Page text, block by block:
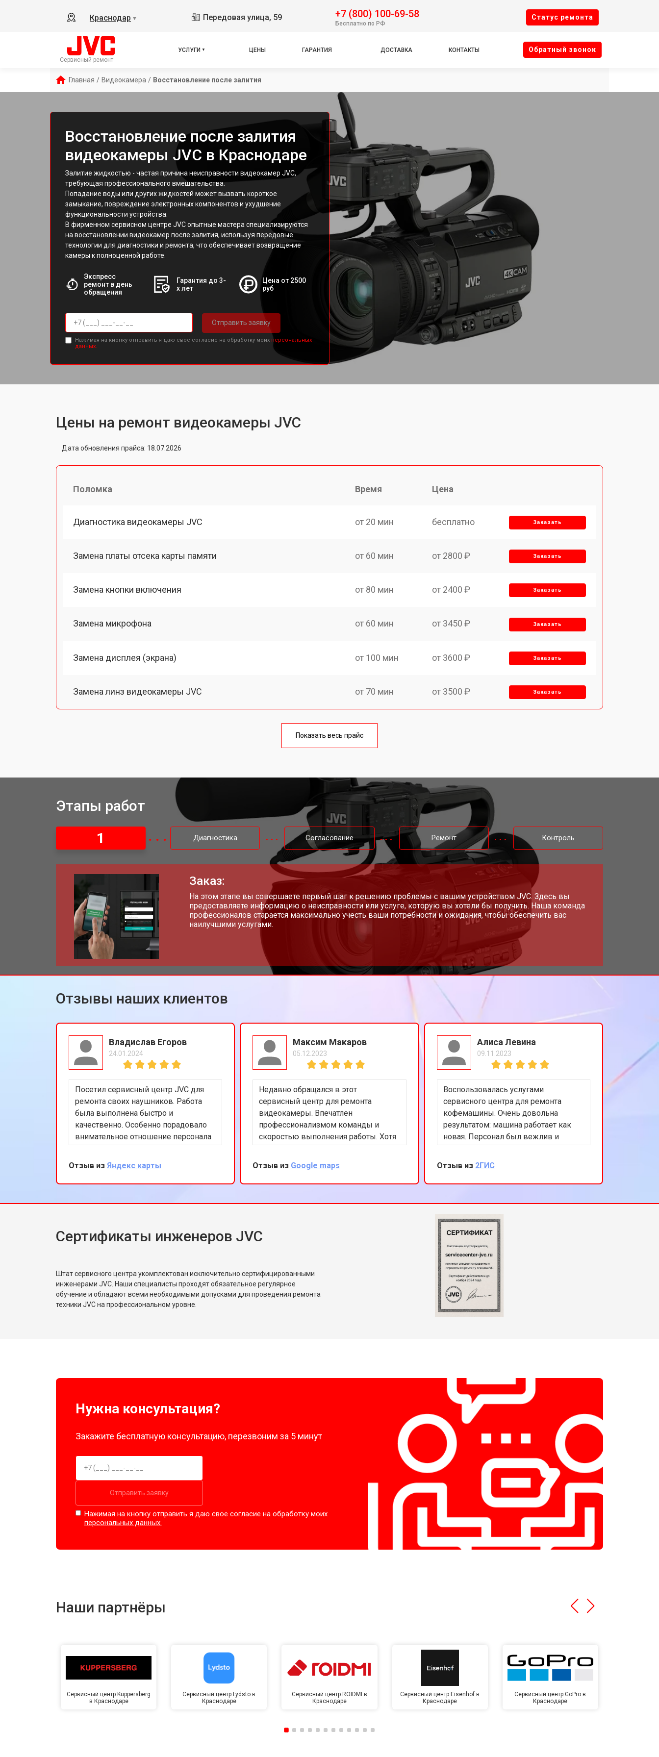
Краснодар ▼ Передовая улица, 59 +7 (800) 100-69-58
Бесплатно по РФ
Cтатус ремонта
Сервисный ремонт
УСЛУГИ ЦЕНЫ ГАРАНТИЯ ДОСТАВКА КОНТАКТЫ Oбратный звонок
Главная / Видеокамера / Восстановление после залития
Восстановление после залития
видеокамеры JVC в Краснодаре
Залитие жидкостью - частая причина неисправности видеокамер JVC,
требующая профессионального вмешательства.
Попадание воды или других жидкостей может вызвать короткое
замыкание, повреждение электронных компонентов и ухудшение
функциональности устройства.
В фирменном сервисном центре JVC опытные мастера специализируются
на восстановлении видеокамер после залития, используя передовые
технологии для диагностики и ремонта, что обеспечивает возвращение
камеры к полноценной работе.
Экспресс
ремонт в день
обращения
Гарантия до 3-
х лет
Цена от 2500
руб
Отправить заявку
Нажимая на кнопку отправить я даю свое согласие на обработку моих персональных
данных.
Цены на ремонт видеокамеры JVC
Дата обновления прайса: 18.07.2026
Поломка Время Цена
Диагностика видеокамеры JVC от 20 мин бесплатно Заказать
Замена платы отсека карты памяти от 60 мин от 2800 ₽ Заказать
Замена кнопки включения от 80 мин от 2400 ₽ Заказать
Замена микрофона от 60 мин от 3450 ₽ Заказать
Замена дисплея (экрана) от 100 мин от 3600 ₽ Заказать
Замена линз видеокамеры JVC от 70 мин от 3500 ₽ Заказать
от 70 мин
Показать весь прайс
Этапы работ
1
Диагностика Согласование Ремонт Контроль
Заказ:
На этом этапе вы совершаете первый шаг к решению проблемы с вашим устройством JVC. Здесь вы
предоставляете информацию о неисправности или услуге, которую вы хотели бы получить. Наша команда
профессионалов старается максимально учесть ваши потребности и ожидания, чтобы обеспечить вас
наилучшими услугами.
Отзывы наших клиентов
Владислав Егоров
24.01.2024
Посетил сервисный центр JVC для
ремонта своих наушников. Работа
была выполнена быстро и
качественно. Особенно порадовало
внимательное отношение персонала
и разумные цены. Рекомендую этот
сервис всем, кто ищет надежный
ремонт аудиотехники.
Отзыв из Яндекс карты
Максим Макаров
05.12.2023
Недавно обращался в этот
сервисный центр для ремонта
видеокамеры. Впечатлен
профессионализмом команды и
скоростью выполнения работы. Хотя
это и не официальный сервис JVC,
качество услуг на высоком уровне.
Буду рекомендовать друзьям.
Отзыв из Google maps
Алиса Левина
09.11.2023
Воспользовалась услугами
сервисного центра для ремонта
кофемашины. Очень довольна
результатом: машина работает как
новая. Персонал был вежлив и
компетентен, а цены приемлемы.
Спасибо за отличную работу!
Отзыв из 2ГИС
Сертификаты инженеров JVC
Штат сервисного центра укомплектован исключительно сертифицированными
инженерами JVC. Наши специалисты проходят обязательное регулярное
обучение и обладают всеми необходимыми допусками для проведения ремонта
техники JVC на профессиональном уровне.
Нужна консультация?
Закажите бесплатную консультацию, перезвоним за 5 минут
Отправить заявку
Нажимая на кнопку отправить я даю свое согласие на обработку моих
персональных данных.
Наши партнёры
Сервисный центр Kuppersberg
в Краснодаре
Сервисный центр Lydsto в
Краснодаре
Сервисный центр ROIDMI в
Краснодаре
Сервисный центр Eisenhof в
Краснодаре
Сервисный центр GoPro в
Краснодаре